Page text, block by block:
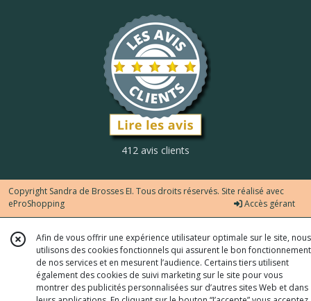
412 avis clients
Copyright Sandra de Brosses EI. Tous droits réservés. Site réalisé avec
eProShopping
Accès gérant
Afin de vous offrir une expérience utilisateur optimale sur le site, nous
utilisons des cookies fonctionnels qui assurent le bon fonctionnement
de nos services et en mesurent l’audience. Certains tiers utilisent
également des cookies de suivi marketing sur le site pour vous
montrer des publicités personnalisées sur d’autres sites Web et dans